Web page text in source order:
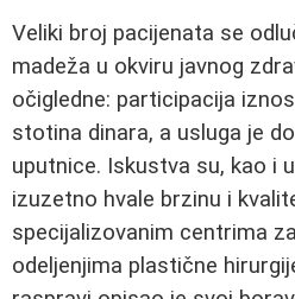
Veliki broj pacijenata se
madeža u okviru javnog
očigledne: participacija
stotina dinara, a usluga je
uputnice. Iskustva su, kao i
izuzetno hvale brzinu i
specijalizovanim centrima
odeljenjima plastične